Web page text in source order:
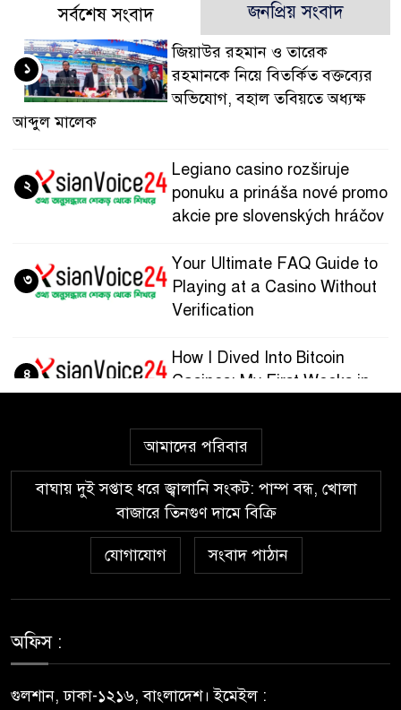
সর্বশেষ সংবাদ জনপ্রিয় সংবাদ
জিয়াউর রহমান ও তারেক
রহমানকে নিয়ে বিতর্কিত বক্তব্যের
অভিযোগ, বহাল তবিয়তে অধ্যক্ষ
আব্দুল মালেক
১
Legiano casino rozširuje
ponuku a prináša nové promo
akcie pre slovenských hráčov
২
Your Ultimate FAQ Guide to
Playing at a Casino Without
Verification
৩
How I Dived Into Bitcoin
Casinos: My First Weeks in
৪
Guía paso a paso para
registrarte y jugar en
Wazamba Casino
৫
Kako sam otkrio Lolajack
Casino – osobno iskustvo od
Popularna Online Kazina:
Koja je Bolja Opcija?
আমাদের পরিবার
বাঘায় দুই সপ্তাহ ধরে জ্বালানি সংকট: পাম্প বন্ধ, খোলা
বাজারে তিনগুণ দামে বিক্রি
যোগাযোগ সংবাদ পাঠান
অফিস :
গুলশান, ঢাকা-১২১৬, বাংলাদেশ। ইমেইল :